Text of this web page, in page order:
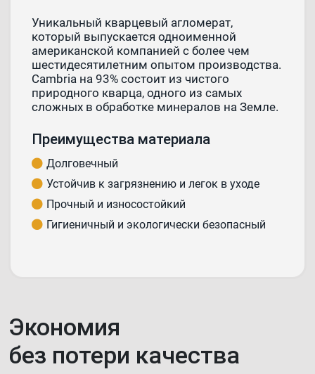
Уникальный кварцевый агломерат,
который выпускается одноименной
американской компанией с более чем
шестидесятилетним опытом производства.
Cambria на 93% состоит из чистого
природного кварца, одного из самых
сложных в обработке минералов на Земле.
Преимущества материала
Долговечный
Устойчив к загрязнению и легок в уходе
Прочный и износостойкий
Гигиеничный и экологически безопасный
Экономия
без потери качества